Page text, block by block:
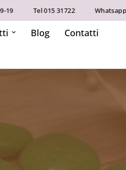
Tel 015 31722 Whatsapp
Blog
Contatti